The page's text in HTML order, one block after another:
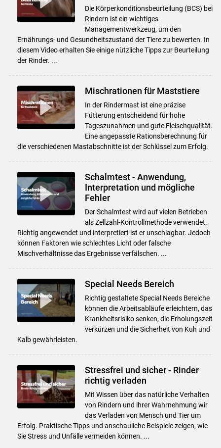
Skip to main content
Die Körperkonditionsbeurteilung (BCS) bei
Rindern ist ein wichtiges
Managementwerkzeug, um den
Ernährungs- und Gesundheitszustand der Tiere zu bewerten. In
diesem Video erhalten Sie einige nützliche Tipps zur Beurteilung
der Rinder. ...
Mischrationen für Maststiere
In der Rindermast ist eine präzise
Fütterung entscheidend für hohe
Tageszunahmen und gute Fleischqualität.
Eine angepasste Rationsberechnung für
die verschiedenen Mastabschnitte ist der Schlüssel zum Erfolg.
Schalmtest - Anwendung,
Interpretation und mögliche
Fehler
Der Schalmtest wird auf vielen Betrieben
als Zellzahl-Kontrollmethode verwendet.
Richtig angewendet und interpretiert ist er unschlagbar. Jedoch
können Faktoren wie schlechtes Licht oder falsche
Mischverhältnisse das Ergebnisse verfälschen. ...
Special Needs Bereich
Richtig gestaltete Special Needs Bereiche
können die Arbeitsabläufe erleichtern, das
Krankheitsrisiko senken, die Erholungszeit
verkürzen und die Sicherheit von Kuh und
Kalb gewährleisten.
Stressfrei und sicher - Rinder
richtig verladen
Mit Wissen über das natürliche Verhalten
von Rindern und ihrer Wahrnehmung wir
das Verladen von Mensch und Tier um
Erfolg. Praktische Tipps und anschauliche Beispiele zeigen, wie
Sie Stress und Unfälle vermeiden können. ...